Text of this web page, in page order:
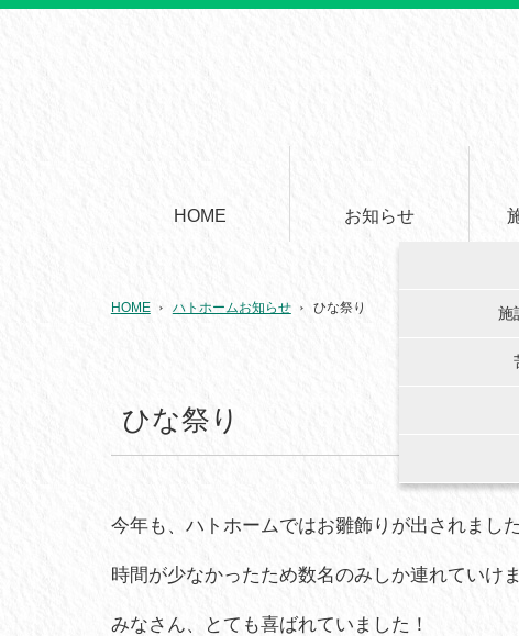
HOME お知らせ
施
HOME ハトホームお知らせ ひな祭り
ひな祭り
今年も、ハトホームではお雛飾りが出されました
時間が少なかったため数名のみしか連れていけ
みなさん、とても喜ばれていました！